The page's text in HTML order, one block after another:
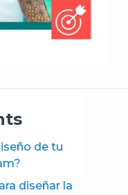
de tu
diseñar la